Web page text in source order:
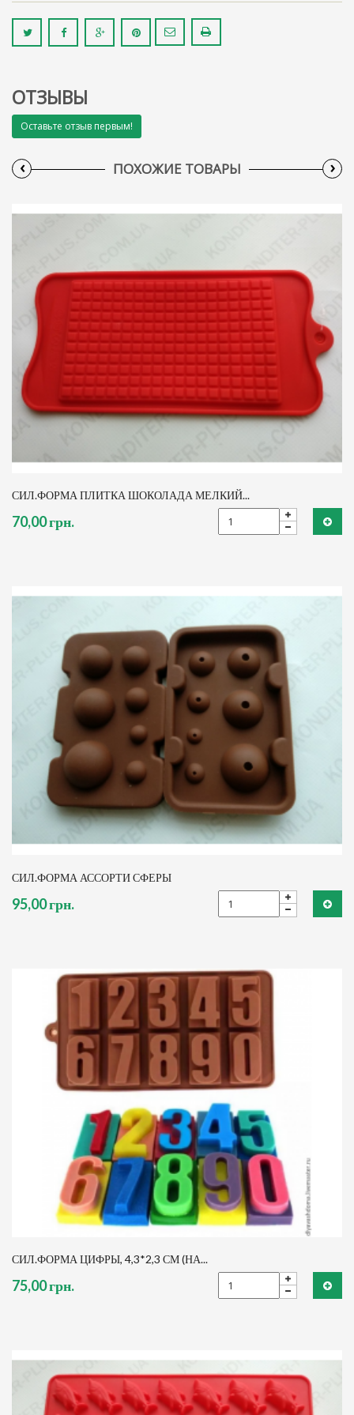
ОТЗЫВЫ
Оставьте отзыв первым!
ПОХОЖИЕ ТОВАРЫ
‹ ›
СИЛ.ФОРМА ПЛИТКА ШОКОЛАДА МЕЛКИЙ...
70,00 грн.
СИЛ.ФОРМА АССОРТИ СФЕРЫ
95,00 грн.
СИЛ.ФОРМА ЦИФРЫ, 4,3*2,3 СМ (НА...
75,00 грн.